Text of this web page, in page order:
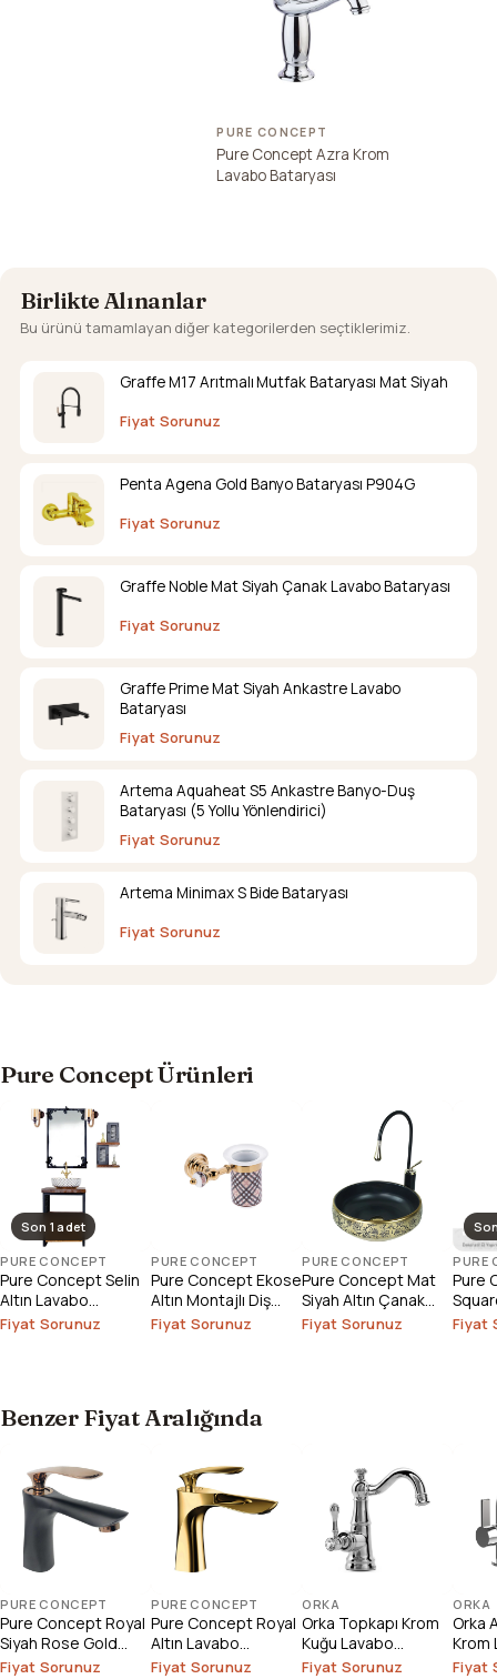
PURE CONCEPT
Pure Concept Azra Krom
Lavabo Bataryası
Birlikte Alınanlar
Bu ürünü tamamlayan diğer kategorilerden seçtiklerimiz.
Graffe M17 Arıtmalı Mutfak Bataryası Mat Siyah
Fiyat Sorunuz
Penta Agena Gold Banyo Bataryası P904G
Fiyat Sorunuz
Graffe Noble Mat Siyah Çanak Lavabo Bataryası
Fiyat Sorunuz
Graffe Prime Mat Siyah Ankastre Lavabo
Bataryası
Fiyat Sorunuz
Artema Aquaheat S5 Ankastre Banyo-Duş
Bataryası (5 Yollu Yönlendirici)
Fiyat Sorunuz
Artema Minimax S Bide Bataryası
Fiyat Sorunuz
Pure Concept Ürünleri
Son 1 adet
PURE CONCEPT
Pure Concept Selin
Altın Lavabo
Bataryası (Outlet)
Fiyat Sorunuz
PURE CONCEPT
Pure Concept Ekose
Altın Montajlı Diş
Fırçalık
Fiyat Sorunuz
PURE CONCEPT
Pure Concept Mat
Siyah Altın Çanak
Lavabo
Fiyat Sorunuz
PURE
Pure
Fiyat
Benzer Fiyat Aralığında
PURE CONCEPT
Pure Concept Royal
Siyah Rose Gold
Lavabo Bataryası
Fiyat Sorunuz
PURE CONCEPT
Pure Concept Royal
Altın Lavabo
Bataryası
Fiyat Sorunuz
ORKA
Orka Topkapı Krom
Kuğu Lavabo
Bataryası
Fiyat Sorunuz
ORKA
Orka
Krom
Fiyat